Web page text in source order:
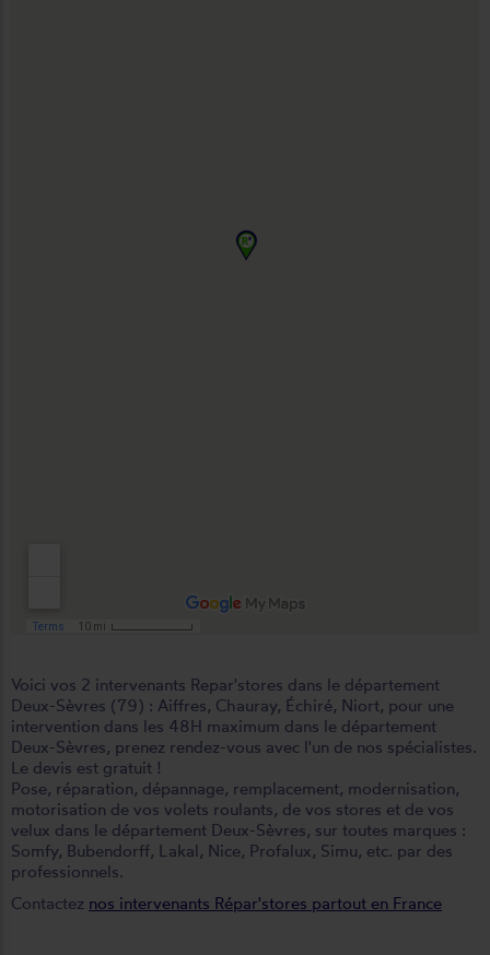
Voici vos 2 intervenants Repar'stores dans le département
Deux-Sèvres (79) : Aiffres, Chauray, Échiré, Niort, pour une
intervention dans les 48H maximum dans le département
Deux-Sèvres, prenez rendez-vous avec l'un de nos spécialistes.
Le devis est gratuit !
Pose, réparation, dépannage, remplacement, modernisation,
motorisation de vos volets roulants, de vos stores et de vos
velux dans le département Deux-Sèvres, sur toutes marques :
Somfy, Bubendorff, Lakal, Nice, Profalux, Simu, etc. par des
professionnels.
Contactez nos intervenants Répar'stores partout en France